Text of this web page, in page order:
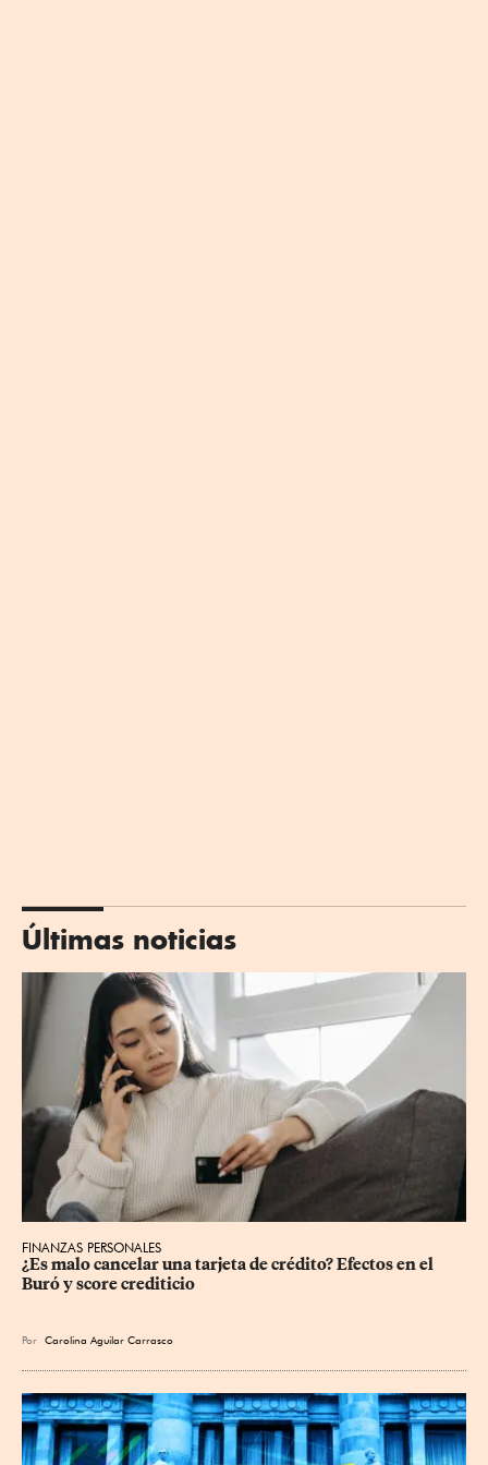
Últimas noticias
FINANZAS PERSONALES
¿Es malo cancelar una tarjeta de crédito? Efectos en el
Buró y score crediticio
Por Carolina Aguilar Carrasco